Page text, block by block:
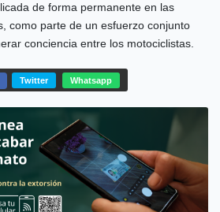
de forma permanente en las
como parte de un esfuerzo conjunto
conciencia entre los motociclistas.
Twitter Whatsapp